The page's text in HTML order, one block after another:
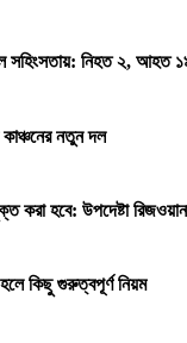
সহিংসতায়: নিহত ২, আহত
কাঞ্চনের নতুন দল
হবে: উপদেষ্টা
কিছু গুরুত্বপূর্ণ নিয়ম